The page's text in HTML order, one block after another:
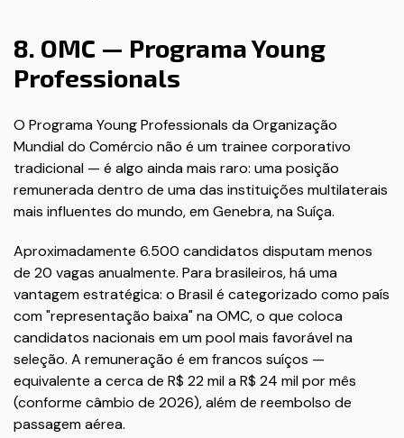
8. OMC — Programa Young
Professionals
O Programa Young Professionals da Organização
Mundial do Comércio não é um trainee corporativo
tradicional — é algo ainda mais raro: uma posição
remunerada dentro de uma das instituições multilaterais
mais influentes do mundo, em Genebra, na Suíça.
Aproximadamente 6.500 candidatos disputam menos
de 20 vagas anualmente. Para brasileiros, há uma
vantagem estratégica: o Brasil é categorizado como país
com "representação baixa" na OMC, o que coloca
candidatos nacionais em um pool mais favorável na
seleção. A remuneração é em francos suíços —
equivalente a cerca de R$ 22 mil a R$ 24 mil por mês
(conforme câmbio de 2026), além de reembolso de
passagem aérea.